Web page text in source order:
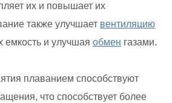
их и повышает их
также улучшает вентиляцию
емкость и улучшая обмен газами.
плаванием способствуют
что способствует более